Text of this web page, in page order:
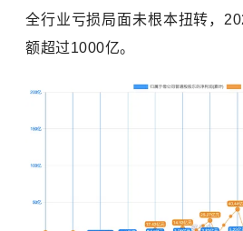
全行业亏损局面未根本扭转，
额超过1000亿。